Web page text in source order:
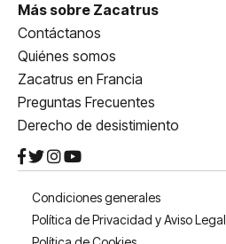
Más sobre Zacatrus
Contáctanos
Quiénes somos
Zacatrus en Francia
Preguntas Frecuentes
Derecho de desistimiento
Condiciones generales
Política de Privacidad y Aviso Legal